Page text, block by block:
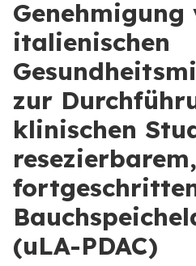
Genehmigung
italienischen
zur
klinischen
(uLA-PDAC)